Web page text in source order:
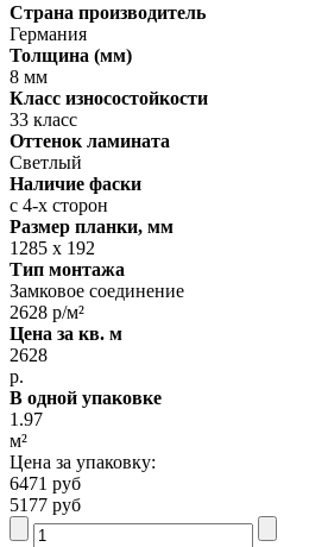
Страна производитель
Германия
Толщина (мм)
8 мм
Класс износостойкости
33 класс
Оттенок ламината
Светлый
Наличие фаски
с 4-х сторон
Размер планки, мм
1285 х 192
Тип монтажа
Замковое соединение
2628 р/м²
Цена за кв. м
2628
р.
В одной упаковке
1.97
м²
Цена за упаковку:
6471 руб
5177 руб